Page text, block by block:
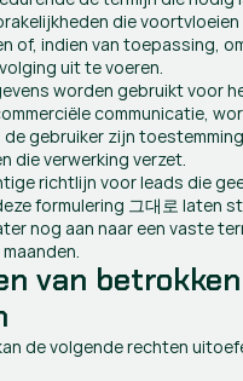
die
of, indien van toepassing,
uit te voeren.
worden gebruikt voor
communicatie,
gebruiker zijn
die verwerking verzet.
richtlijn voor leads die
formulering 그대로 laten
nog aan naar een vaste
van betrokken
de volgende rechten